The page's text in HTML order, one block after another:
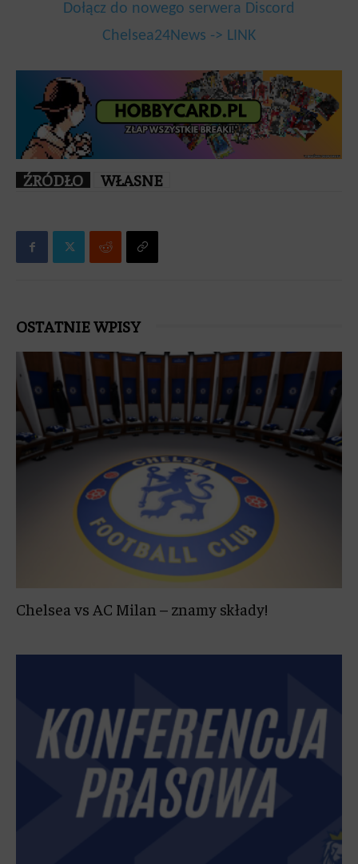
Dołącz do nowego serwera Discord
Chelsea24News -> LINK
ŹRÓDŁO WŁASNE
OSTATNIE WPISY
Chelsea vs AC Milan – znamy składy!